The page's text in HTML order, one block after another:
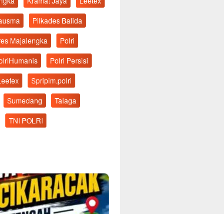
Pilkades Balida
Majalengka
Polri
Polri Persisi
Spripim.polri
Sumedang
Talaga
TNI POLRI